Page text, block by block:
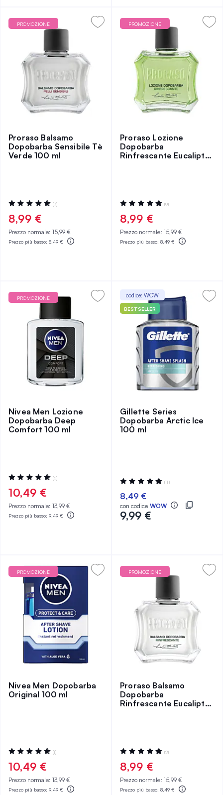
PROMOZIONE
Proraso Balsamo
Dopobarba Sensibile Tè
Verde 100 ml
Valutazione:
100%
(3)
8,99 €
Prezzo normale: 15,99 €
Prezzo più basso: 8,49 €
PROMOZIONE
Proraso Lozione
Dopobarba
Rinfrescante Eucalipto
Valutazione:
100%
(9)
8,99 €
Prezzo normale: 15,99 €
Prezzo più basso: 8,49 €
PROMOZIONE
Nivea Men Lozione
Dopobarba Deep
Comfort 100 ml
Valutazione:
97%
(6)
10,49 €
Prezzo normale: 13,99 €
Prezzo più basso: 9,49 €
codice: WOW
BESTSELLER
Gillette Series
Dopobarba Arctic Ice
100 ml
Valutazione:
99%
(11)
8,49 €
con codice WOW
9,99 €
PROMOZIONE
Nivea Men Dopobarba
Original 100 ml
Valutazione:
100%
(1)
10,49 €
Prezzo normale: 13,99 €
Prezzo più basso: 9,49 €
PROMOZIONE
Proraso Balsamo
Dopobarba
Rinfrescante Eucalipto
Valutazione:
100%
(2)
8,99 €
Prezzo normale: 15,99 €
Prezzo più basso: 8,49 €